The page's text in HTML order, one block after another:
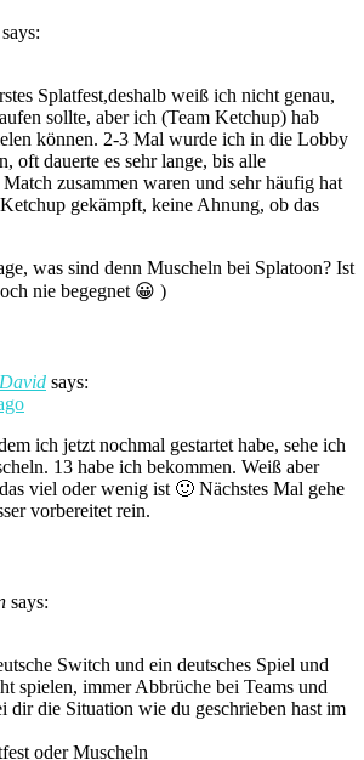
says:
Splatfest,deshalb weiß ich nicht genau,
sollte, aber ich (Team Ketchup) hab
können. 2-3 Mal wurde ich in die Lobby
oft dauerte es sehr lange, bis alle
zusammen waren und sehr häufig hat
gekämpft, keine Ahnung, ob das
was sind denn Muscheln bei Splatoon? Ist
nie begegnet 😀 )
David says:
ich jetzt nochmal gestartet habe, sehe ich
13 habe ich bekommen. Weiß aber
viel oder wenig ist 🙂 Nächstes Mal gehe
vorbereitet rein.
says:
Switch und ein deutsches Spiel und
spielen, immer Abbrüche bei Teams und
dir die Situation wie du geschrieben hast im
oder Muscheln